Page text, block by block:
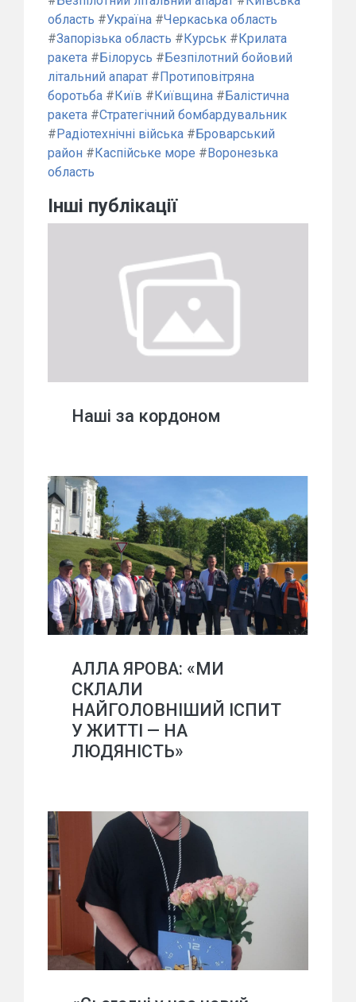
область #Україна #Черкаська область
#Запорізька область #Курськ #Крилата
ракета #Білорусь #Безпілотний бойовий
літальний апарат #Протиповітряна
боротьба #Київ #Київщина #Балістична
ракета #Стратегічний бомбардувальник
#Радіотехнічні війська #Броварський
район #Каспійське море #Воронезька
область
Інші публікації
Наші за кордоном
АЛЛА ЯРОВА: «МИ
СКЛАЛИ
НАЙГОЛОВНІШИЙ ІСПИТ
У ЖИТТІ — НА
ЛЮДЯНІСТЬ»